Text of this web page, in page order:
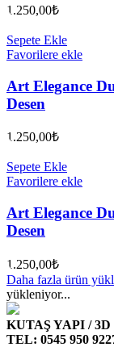
1.250,00₺
Sepete Ekle
Favorilere ekle
Art Elegance
Desen
1.250,00₺
Sepete Ekle
Favorilere ekle
Art Elegance
Desen
1.250,00₺
Daha fazla ürün
yükleniyor...
KUTAŞ YAPI /
TEL: 0545 950